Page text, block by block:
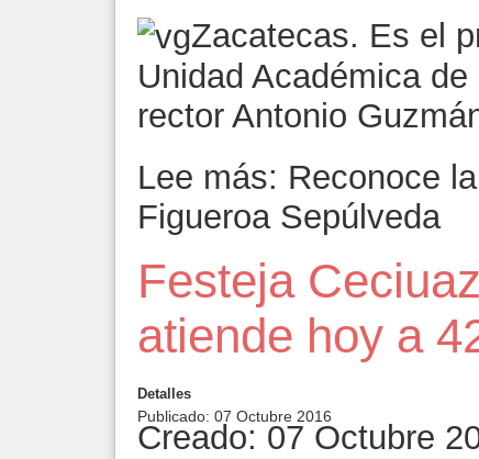
Zacatecas. Es el
Unidad Académica
rector Antonio
Lee más: Reconoce
Figueroa Sepúlveda
Festeja
atiende hoy a
Detalles
Publicado: 07 Octubre 2016
Creado: 07 Octubre